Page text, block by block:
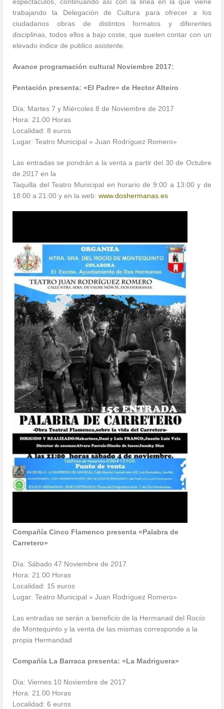
trabajando la Delegación de Cultura para ofrecer a los
ciudadanos obras de distintos formatos y diferentes
disciplinas, todos ellos a bajo coste, que suelen contar con un
elevado indice de publico asistente.
Avance programación cultural Noviembre 2017:
Pentación presenta: «El Padre» de Hector Alteiro
Día: Martes 7 y Miércoles 8 de Noviembre de 2017
Hora: 21.00 Horas
Localidad: 8 euros
Lugar: Teatro Municipal » Juan Rodríguez Romero»
Las entradas se pondrán a la venta a partir del 30 de Octubre
de 2017 en la
Taquilla del Teatro Municipal en horario de 9:00 a 13:00 y de
18:00 a 21:00 y en la web:www.doshermanas.es
Compañía Cinco Flamenco presenta «Palabra de
Carretero»
Día: Sábado 47 Noviembre de 2017
Hora: 21.00 Horas
Localidad: 15 euros
Lugar: Teatro Municipal » Juan Rodríguez Romero»
Las entradas se serán a beneficio de la Hermanad del Rocío
de Montequinto y la venta de las mismas corresponde a la
propia Hermandad
Compañía La Barraca presenta: «La Madriguera»
Día: Viernes 10 Noviembre de 2017
Hora: 21.00 Horas
Localidad: 6 euros